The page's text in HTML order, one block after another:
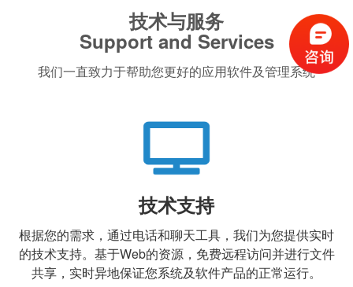
技术与服务
Support and Services
我们一直致力于帮助您更好的应用软件及管理系统
技术支持
根据您的需求，通过电话和聊天工具，我们为您提供实时
的技术支持。基于Web的资源，免费远程访问并进行文件
共享，实时异地保证您系统及软件产品的正常运行。